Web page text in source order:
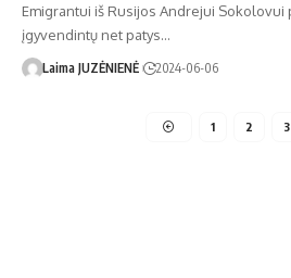
Emigrantui iš Rusijos Andrejui Sokolovui
įgyvendintų net patys…
Laima JUZĖNIENĖ 2024-06-06
1 2 3